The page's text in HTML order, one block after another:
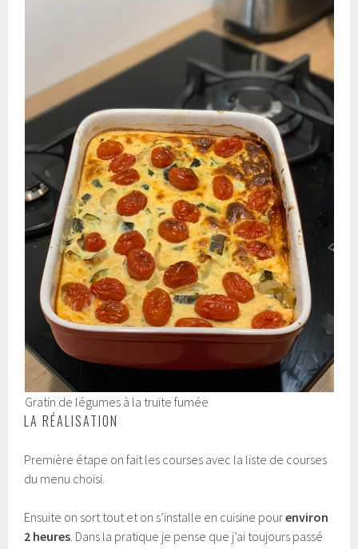
Gratin de légumes à la truite fumée
LA RÉALISATION
Première étape on fait les courses avec la liste de courses
du menu choisi.
Ensuite on sort tout et on s’installe en cuisine pourenviron
2 heures . Dans la pratique je pense que j’ai toujours passé